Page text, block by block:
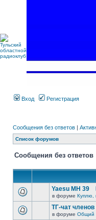
Вход Регистрация
Сообщения без ответов |
Список форумов
Сообщения без ответов
Yaesu MH 39
в форуме Куплю,
ТГ-чат
в форуме Общий